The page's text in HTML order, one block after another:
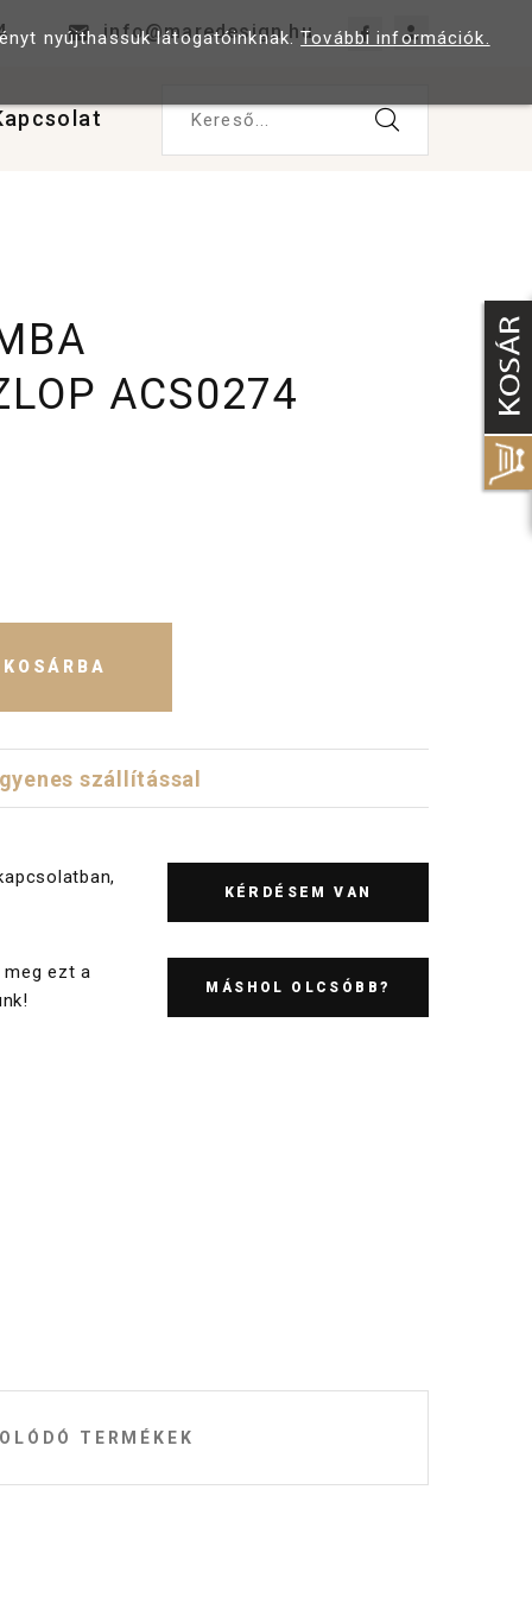
info@maredesign.hu
Kereső...
ACS0274
KOSÁRBA
szállítással
KÉRDÉSEM VAN
ezt a
MÁSHOL OLCSÓBB?
TERMÉKEK
nyújthassuk látogatóinknak.További információk.